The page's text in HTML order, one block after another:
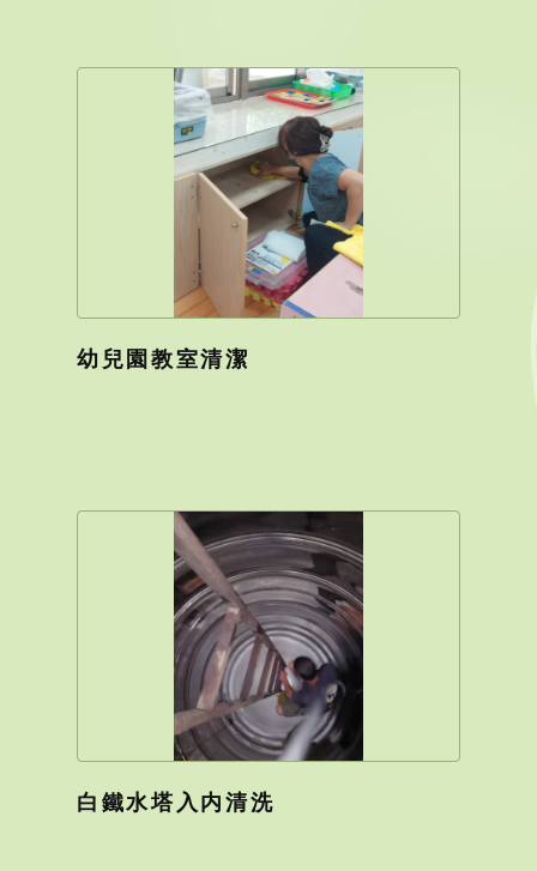
幼兒園教室清潔
白鐵水塔入内清洗